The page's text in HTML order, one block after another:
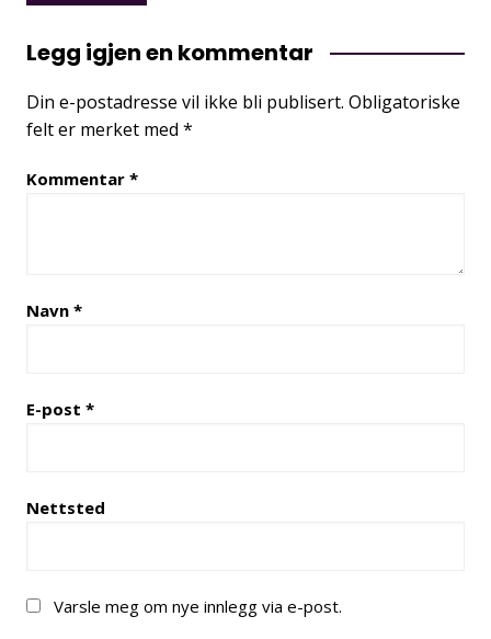
Legg igjen en kommentar
Din e-postadresse vil ikke bli publisert. Obligatoriske
felt er merket med *
Kommentar *
Navn *
E-post *
Nettsted
Varsle meg om nye innlegg via e-post.